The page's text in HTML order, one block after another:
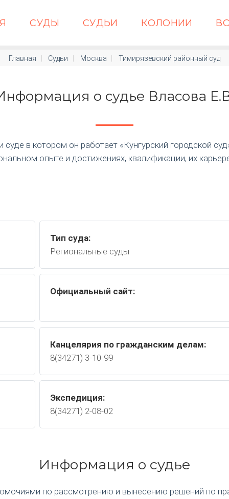
СУДЫ СУДЬИ КОЛОНИИ
Главная Судьи Москва Тимирязевский районный суд
о судье Власова
в котором он работает «Кунгурский городской
опыте и достижениях, квалификации, их
Тип суда:
Региональные суды
Официальный сайт:
Канцелярия по гражданским делам:
8(34271) 3-10-99
Экспедиция:
8(34271) 2-08-02
Информация о судье
по рассмотрению и вынесению решений по